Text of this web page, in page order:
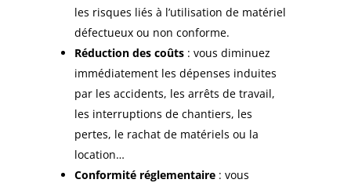
les risques liés à l’utilisation de matériel
défectueux ou non conforme.
Réduction des coûts: vous diminuez
immédiatement les dépenses induites
par les accidents, les arrêts de travail,
les interruptions de chantiers, les
pertes, le rachat de matériels ou la
location…
Conformité réglementaire: vous